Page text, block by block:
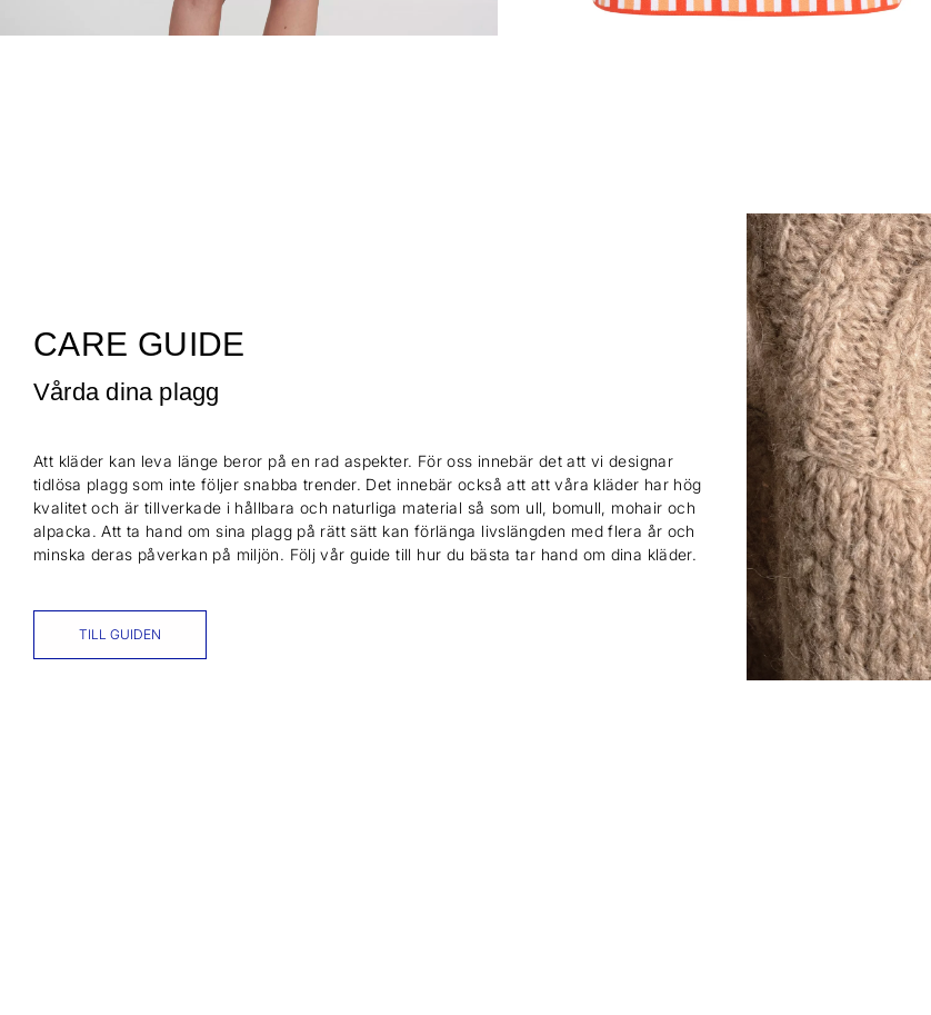
CARE GUIDE
Vårda dina plagg
Att kläder kan leva länge beror på en rad aspekter. För oss innebär det att vi designar
tidlösa plagg som inte följer snabba trender. Det innebär också att att våra kläder har hög
kvalitet och är tillverkade i hållbara och naturliga material så som ull, bomull, mohair och
alpacka. Att ta hand om sina plagg på rätt sätt kan förlänga livslängden med flera år och
minska deras påverkan på miljön. Följ vår guide till hur du bästa tar hand om dina kläder.
TILL GUIDEN